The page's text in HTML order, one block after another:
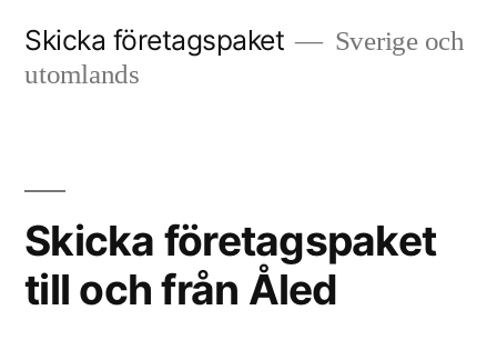
Skicka företagspaket
Sverige och
utomlands
Skicka företagspaket
till och från Åled